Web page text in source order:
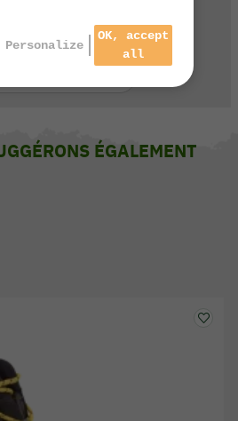
44 67 32
ÉGALEMENT
Personalize
OK, accept
all